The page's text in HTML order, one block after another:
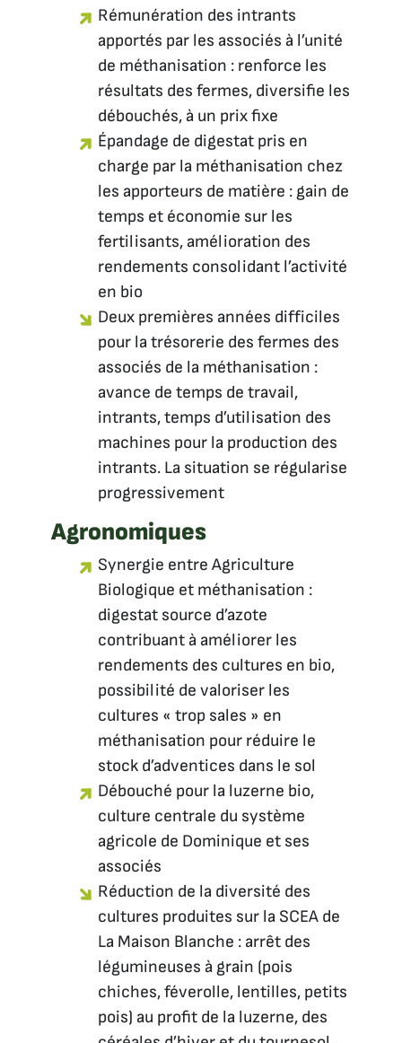
Rémunération des intrants
apportés par les associés à l’unité
de méthanisation : renforce les
résultats des fermes, diversifie les
débouchés, à un prix fixe
Épandage de digestat pris en
charge par la méthanisation chez
les apporteurs de matière : gain de
temps et économie sur les
fertilisants, amélioration des
rendements consolidant l’activité
en bio
Deux premières années difficiles
pour la trésorerie des fermes des
associés de la méthanisation :
avance de temps de travail,
intrants, temps d’utilisation des
machines pour la production des
intrants. La situation se régularise
progressivement
Agronomiques
Synergie entre Agriculture
Biologique et méthanisation :
digestat source d’azote
contribuant à améliorer les
rendements des cultures en bio,
possibilité de valoriser les
cultures « trop sales » en
méthanisation pour réduire le
stock d’adventices dans le sol
Débouché pour la luzerne bio,
culture centrale du système
agricole de Dominique et ses
associés
Réduction de la diversité des
cultures produites sur la SCEA de
La Maison Blanche : arrêt des
légumineuses à grain (pois
chiches, féverolle, lentilles, petits
pois) au profit de la luzerne, des